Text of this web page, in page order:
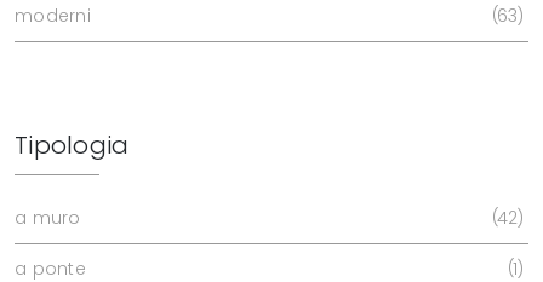
moderni 63
Tipologia
a muro 42
a ponte 1